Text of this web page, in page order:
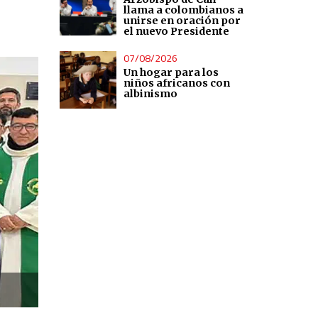
llama a colombianos a
unirse en oración por
el nuevo Presidente
07/08/2026
Un hogar para los
niños africanos con
albinismo